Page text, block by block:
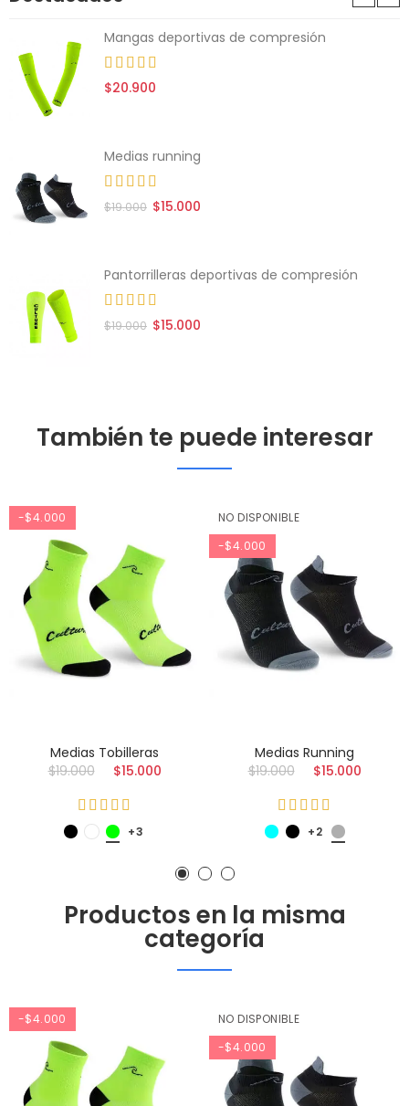
Mangas deportivas de compresión
$20.900
Medias running
$19.000 $15.000
Pantorrilleras deportivas de compresión
$19.000 $15.000
También te puede interesar
-$4.000
Medias Tobilleras
$19.000
$15.000
+3
NO DISPONIBLE
-$4.000
Medias Running
$19.000
$15.000
+2
Productos en la misma
categoría
-$4.000
NO DISPONIBLE
-$4.000